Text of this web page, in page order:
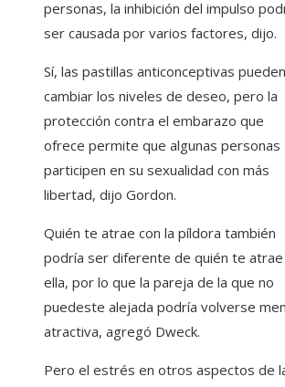
personas, la inhibición del impulso
ser causada por varios factores, dijo.
Sí, las pastillas anticonceptivas pueden
cambiar los niveles de deseo, pero la
protección contra el embarazo que
ofrece permite que algunas personas
participen en su sexualidad con más
libertad, dijo Gordon.
Quién te atrae con la píldora también
podría ser diferente de quién te atrae
ella, por lo que la pareja de la que no
puedeste alejada podría volverse
atractiva, agregó Dweck.
Pero el estrés en otros aspectos de